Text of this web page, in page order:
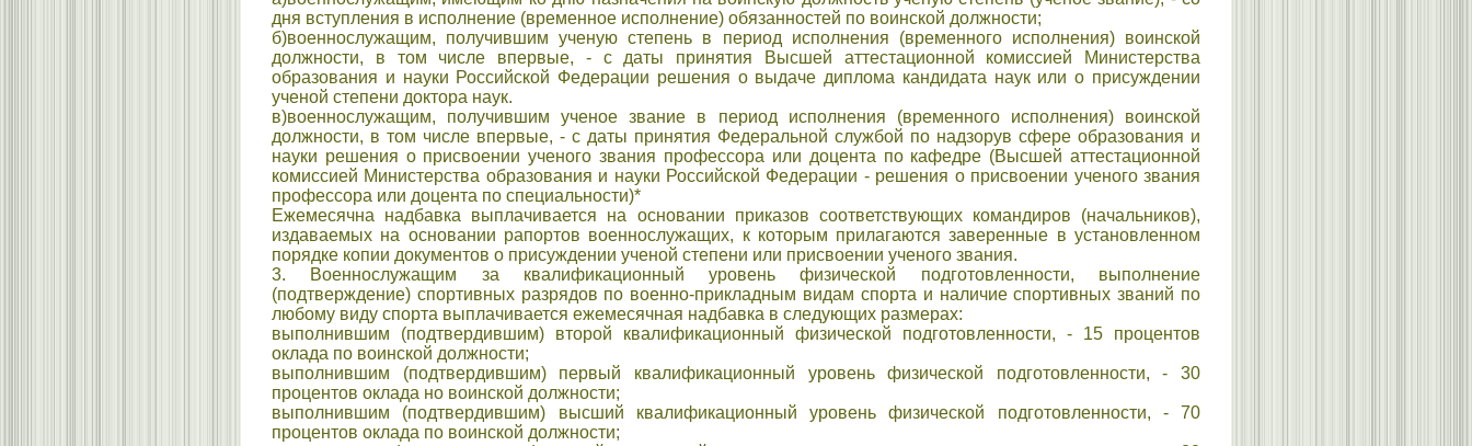
дня вступления в исполнение (временное исполнение) обязанностей по воинской должности;
б)военнослужащим, получившим ученую степень в период исполнения (временного исполнения) воинской
должности, в том числе впервые, - с даты принятия Высшей аттестационной комиссией Министерства
образования и науки Российской Федерации решения о выдаче диплома кандидата наук или о присуждении
ученой степени доктора наук.
в)военнослужащим, получившим ученое звание в период исполнения (временного исполнения) воинской
должности, в том числе впервые, - с даты принятия Федеральной службой по надзорув сфере образования и
науки решения о присвоении ученого звания профессора или доцента по кафедре (Высшей аттестационной
комиссией Министерства образования и науки Российской Федерации - решения о присвоении ученого звания
профессора или доцента по специальности)*
Ежемесячна надбавка выплачивается на основании приказов соответствующих командиров (начальников),
издаваемых на основании рапортов военнослужащих, к которым прилагаются заверенные в установленном
порядке копии документов о присуждении ученой степени или присвоении ученого звания.
3. Военнослужащим за квалификационный уровень физической подготовленности, выполнение
(подтверждение) спортивных разрядов по военно-прикладным видам спорта и наличие спортивных званий по
любому виду спорта выплачивается ежемесячная надбавка в следующих размерах:
выполнившим (подтвердившим) второй квалификационный физической подготовленности, - 15 процентов
оклада по воинской должности;
выполнившим (подтвердившим) первый квалификационный уровень физической подготовленности, - 30
процентов оклада но воинской должности;
выполнившим (подтвердившим) высший квалификационный уровень физической подготовленности, - 70
процентов оклада по воинской должности;